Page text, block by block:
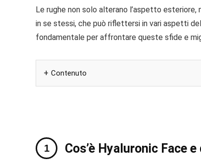
Le rughe non solo alterano l’aspetto
in se stessi, che può riflettersi in vari aspetti
fondamentale per affrontare queste sfide e
Contenuto
Cos’è Hyaluronic Face